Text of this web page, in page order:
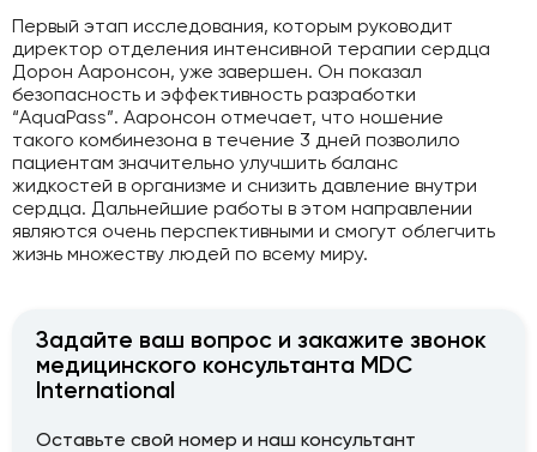
Первый этап исследования, которым руководит
директор отделения интенсивной терапии сердца
Дорон Ааронсон, уже завершен. Он показал
безопасность и эффективность разработки
“AquaPass”. Ааронсон отмечает, что ношение
такого комбинезона в течение 3 дней позволило
пациентам значительно улучшить баланс
жидкостей в организме и снизить давление внутри
сердца. Дальнейшие работы в этом направлении
являются очень перспективными и смогут облегчить
жизнь множеству людей по всему миру.
Задайте ваш вопрос и закажите звонок
медицинского консультанта MDC
International
Оставьте свой номер и наш консультант